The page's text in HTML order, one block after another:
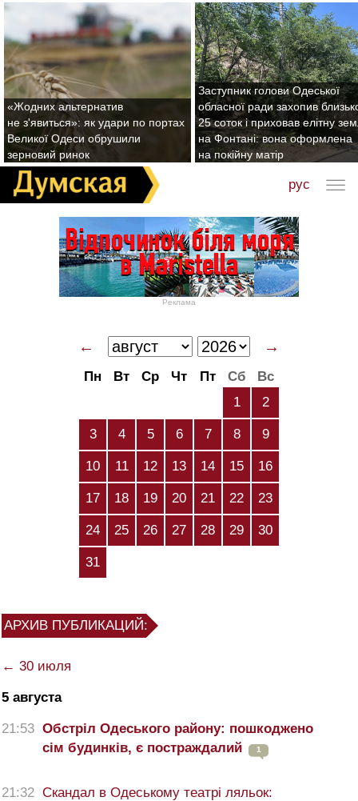
«Жодних альтернатив
не з'явиться»: як удари по портах
Великої Одеси обрушили
зерновий ринок
Заступник голови Одеської
обласної ради захопив
25 соток і приховав елітну
на Фонтані: вона оформлена
на покійну матір
рус
Реклама
← →
Пн Вт Ср Чт Пт Сб
Вс
1
2
3 4 5 6 7 8 9
10 11 12 13 14 15 16
17 18 19 20 21 22 23
24 25 26 27 28 29 30
31
АРХИВ ПУБЛИКАЦИЙ:
← 30 июля
5 августа
21:53 Обстріл Одеського району: пошкоджено
сім будинків, є постраждалий
1
21:32 Скандал в Одеському театрі ляльок: